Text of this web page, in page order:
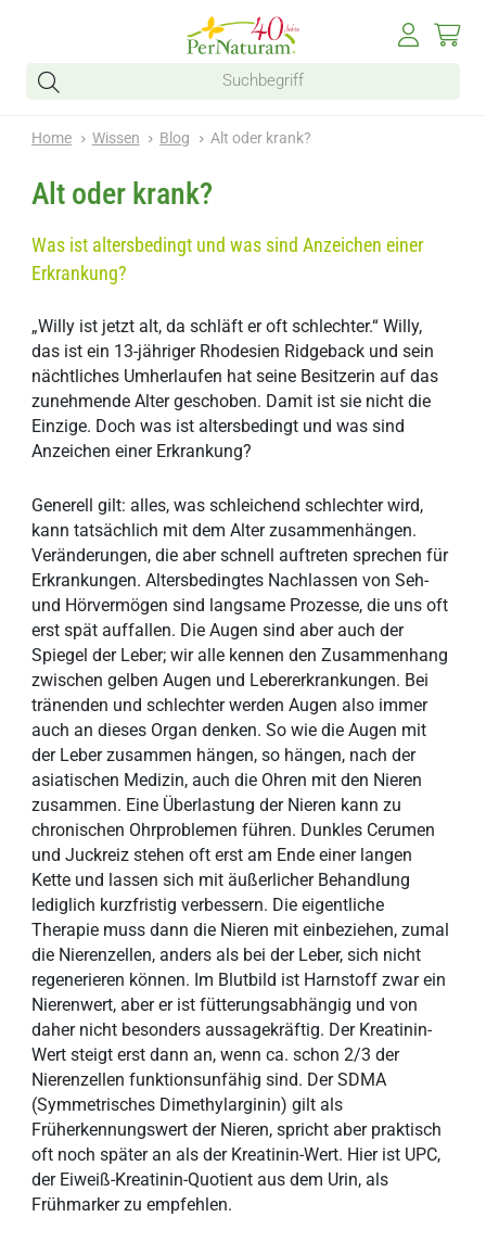
Home Wissen Blog Alt oder krank?
Alt oder krank?
Was ist altersbedingt und was sind Anzeichen einer
Erkrankung?
„Willy ist jetzt alt, da schläft er oft schlechter.“ Willy,
das ist ein 13-jähriger Rhodesien Ridgeback und sein
nächtliches Umherlaufen hat seine Besitzerin auf das
zunehmende Alter geschoben. Damit ist sie nicht die
Einzige. Doch was ist altersbedingt und was sind
Anzeichen einer Erkrankung?
Generell gilt: alles, was schleichend schlechter wird,
kann tatsächlich mit dem Alter zusammenhängen.
Veränderungen, die aber schnell auftreten sprechen für
Erkrankungen. Altersbedingtes Nachlassen von Seh-
und Hörvermögen sind langsame Prozesse, die uns oft
erst spät auffallen. Die Augen sind aber auch der
Spiegel der Leber; wir alle kennen den Zusammenhang
zwischen gelben Augen und Lebererkrankungen. Bei
tränenden und schlechter werden Augen also immer
auch an dieses Organ denken. So wie die Augen mit
der Leber zusammen hängen, so hängen, nach der
asiatischen Medizin, auch die Ohren mit den Nieren
zusammen. Eine Überlastung der Nieren kann zu
chronischen Ohrproblemen führen. Dunkles Cerumen
und Juckreiz stehen oft erst am Ende einer langen
Kette und lassen sich mit äußerlicher Behandlung
lediglich kurzfristig verbessern. Die eigentliche
Therapie muss dann die Nieren mit einbeziehen, zumal
die Nierenzellen, anders als bei der Leber, sich nicht
regenerieren können. Im Blutbild ist Harnstoff zwar ein
Nierenwert, aber er ist fütterungsabhängig und von
daher nicht besonders aussagekräftig. Der Kreatinin-
Wert steigt erst dann an, wenn ca. schon 2/3 der
Nierenzellen funktionsunfähig sind. Der SDMA
(Symmetrisches Dimethylarginin) gilt als
Früherkennungswert der Nieren, spricht aber praktisch
oft noch später an als der Kreatinin-Wert. Hier ist UPC,
der Eiweiß-Kreatinin-Quotient aus dem Urin, als
Frühmarker zu empfehlen.